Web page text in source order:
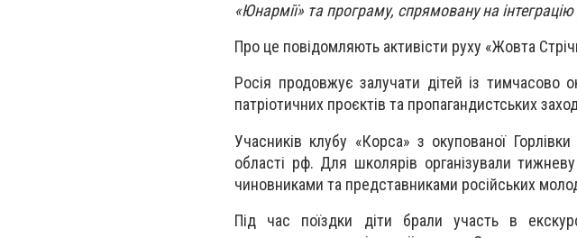
«Юнармії» та програму, спрямовану на
Про це повідомляють активісти руху «Жовта
Росія продовжує залучати дітей із тимчасово
патріотичних проєктів та пропагандистських
Учасників клубу «Корса» з окупованої
області рф. Для школярів організували
чиновниками та представниками російських
Під час поїздки діти брали участь в